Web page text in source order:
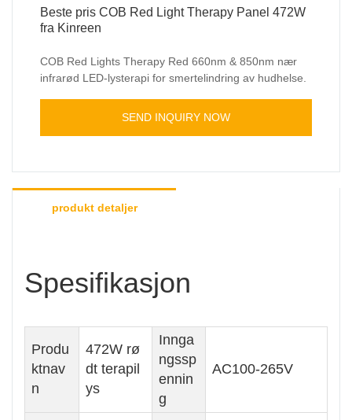
Beste pris COB Red Light Therapy Panel 472W
fra Kinreen
COB Red Lights Therapy Red 660nm & 850nm nær
infrarød LED-lysterapi for smertelindring av hudhelse.
SEND INQUIRY NOW
produkt detaljer
Spesifikasjon
Produ
ktnav
n
472W rø
dt terapil
ys
Innga
ngssp
ennin
g
AC100-265V